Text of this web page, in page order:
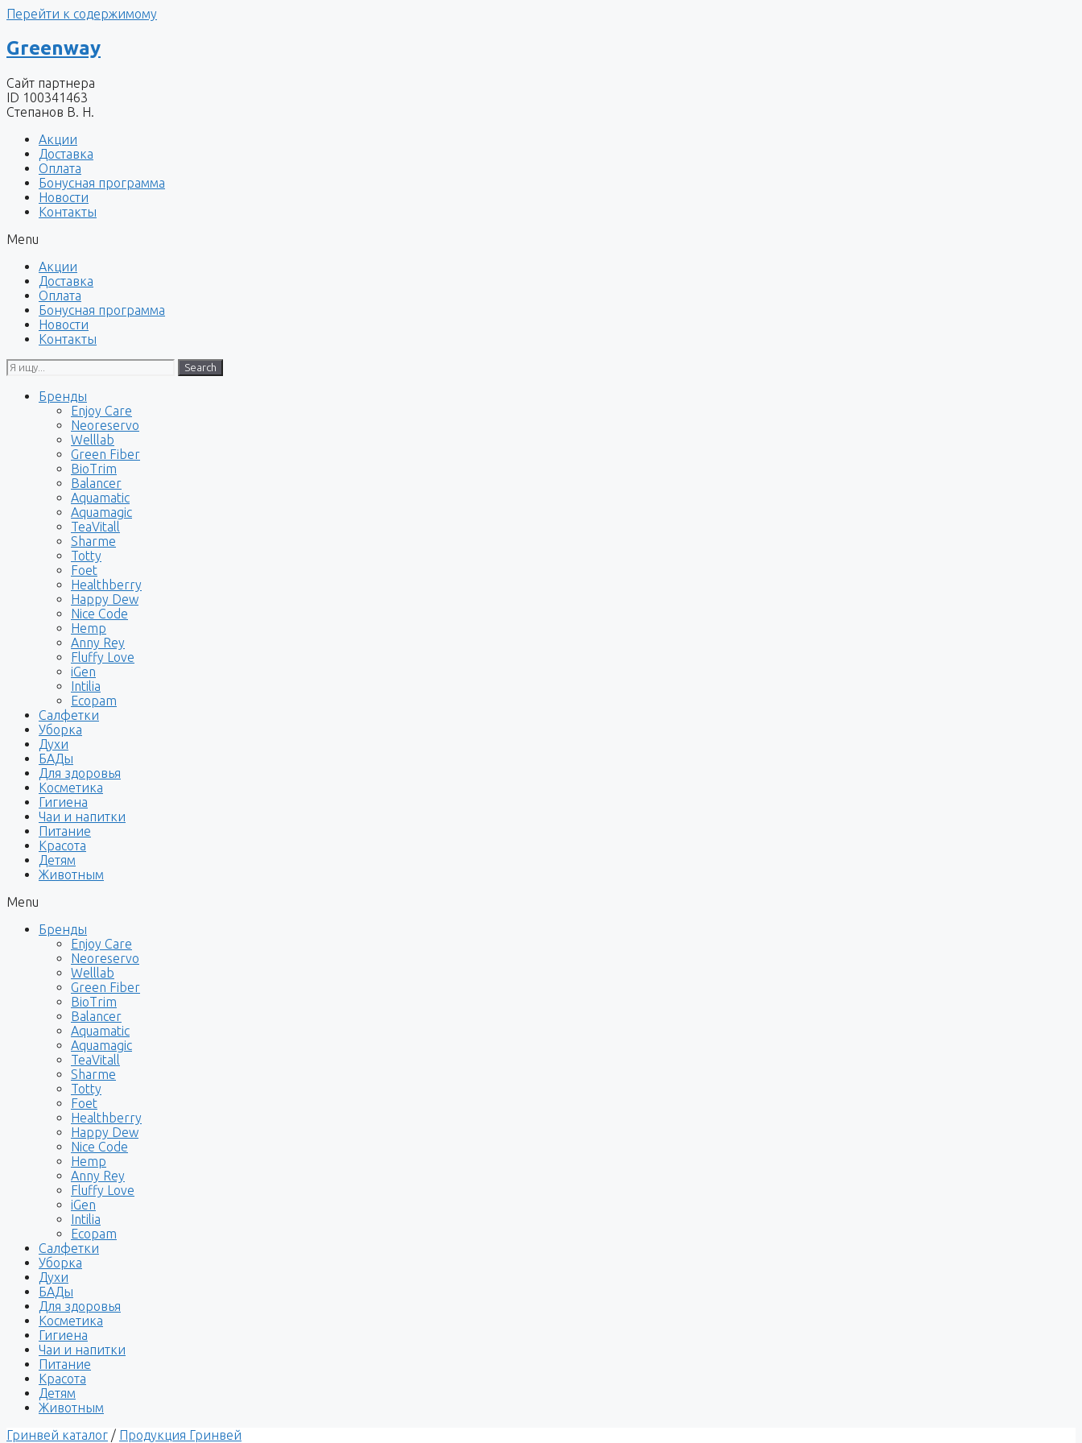
Перейти к содержимому
Greenway
Сайт партнера
ID 100341463
Степанов В. Н.
Акции
Доставка
Оплата
Бонусная программа
Новости
Контакты
Menu
Акции
Доставка
Оплата
Бонусная программа
Новости
Контакты
Search
Бренды
Enjoy Care
Neoreservo
Welllab
Green Fiber
BioTrim
Balancer
Aquamatic
Aquamagic
TeaVitall
Sharme
Totty
Foet
Healthberry
Happy Dew
Nice Code
Hemp
Anny Rey
Fluffy Love
iGen
Intilia
Ecopam
Салфетки
Уборка
Духи
БАДы
Для здоровья
Косметика
Гигиена
Чаи и напитки
Питание
Красота
Детям
Животным
Menu
Бренды
Enjoy Care
Neoreservo
Welllab
Green Fiber
BioTrim
Balancer
Aquamatic
Aquamagic
TeaVitall
Sharme
Totty
Foet
Healthberry
Happy Dew
Nice Code
Hemp
Anny Rey
Fluffy Love
iGen
Intilia
Ecopam
Салфетки
Уборка
Духи
БАДы
Для здоровья
Косметика
Гигиена
Чаи и напитки
Питание
Красота
Детям
Животным
Гринвей каталог / Продукция Гринвей